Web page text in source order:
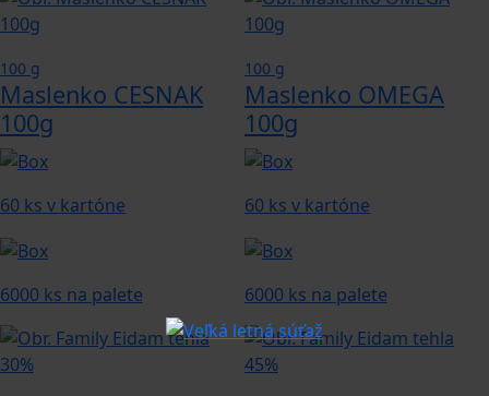
100 g
Maslenko CESNAK
100g
60 ks v kartóne
6000 ks na palete
100 g
Maslenko OMEGA
100g
60 ks v kartóne
6000 ks na palete